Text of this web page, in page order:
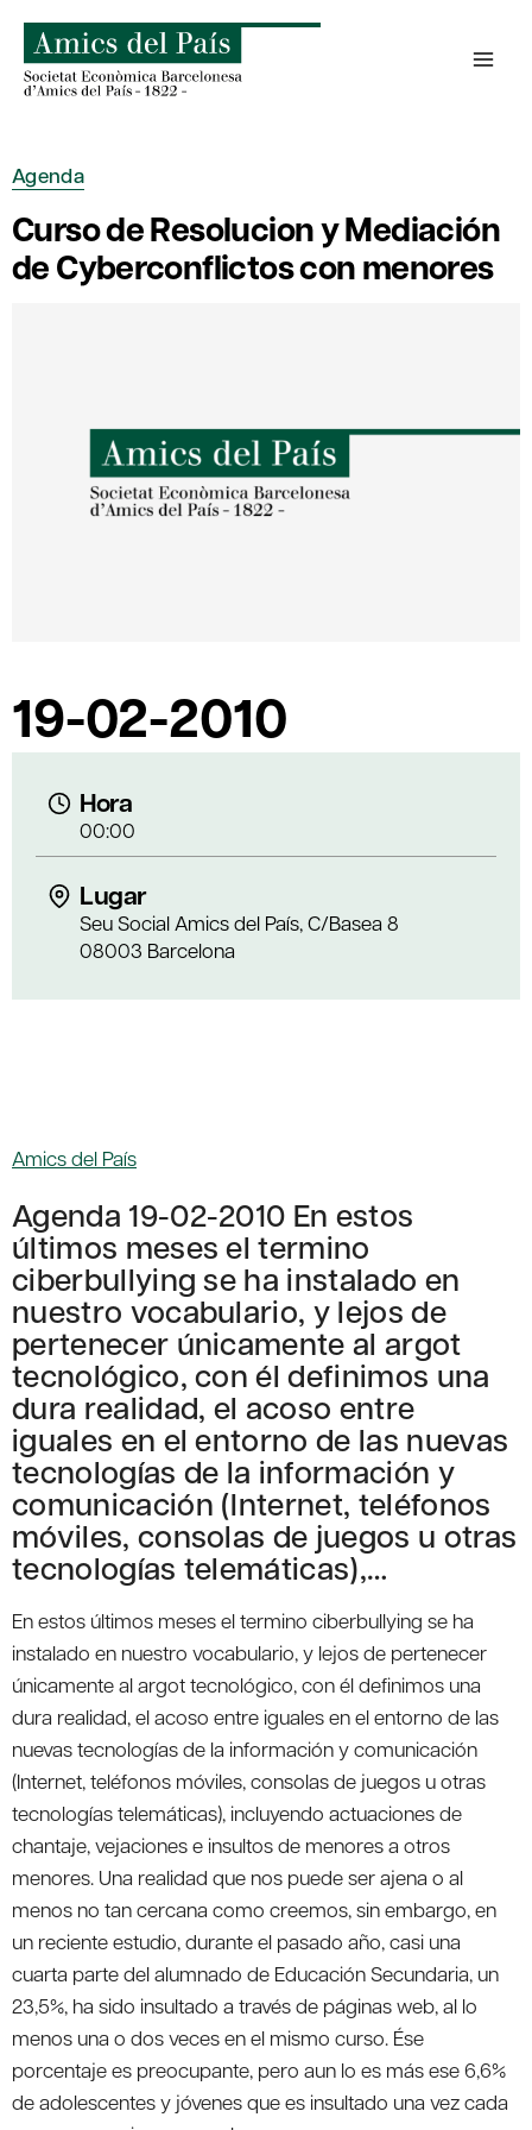
contenido
Agenda
Curso de Resolucion y Mediación
de Cyberconflictos con menores
19-02-2010
Hora
00:00
Lugar
Seu Social Amics del País, C/Basea 8
08003 Barcelona
Amics del País
Agenda 19-02-2010 En estos
últimos meses el termino
ciberbullying se ha instalado en
nuestro vocabulario, y lejos de
pertenecer únicamente al argot
tecnológico, con él definimos una
dura realidad, el acoso entre
iguales en el entorno de las nuevas
tecnologías de la información y
comunicación (Internet, teléfonos
móviles, consolas de juegos u otras
tecnologías telemáticas),…
En estos últimos meses el termino ciberbullying se ha
instalado en nuestro vocabulario, y lejos de pertenecer
únicamente al argot tecnológico, con él definimos una
dura realidad, el acoso entre iguales en el entorno de las
nuevas tecnologías de la información y comunicación
(Internet, teléfonos móviles, consolas de juegos u otras
tecnologías telemáticas), incluyendo actuaciones de
chantaje, vejaciones e insultos de menores a otros
menores. Una realidad que nos puede ser ajena o al
menos no tan cercana como creemos, sin embargo, en
un reciente estudio, durante el pasado año, casi una
cuarta parte del alumnado de Educación Secundaria, un
23,5%, ha sido insultado a través de páginas web, al lo
menos una o dos veces en el mismo curso. Ése
porcentaje es preocupante, pero aun lo es más ese 6,6%
de adolescentes y jóvenes que es insultado una vez cada